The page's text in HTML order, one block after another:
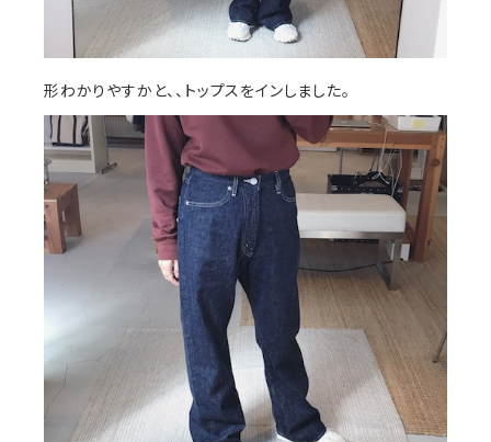
形わかりやすかと、、トップスをインしました。